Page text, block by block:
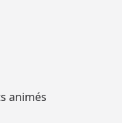
animés